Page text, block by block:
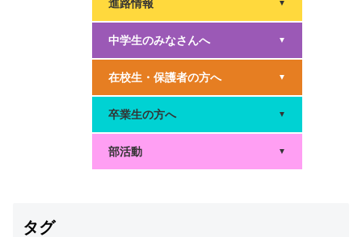
進路情報 ▼
中学生のみなさんへ ▼
在校生・保護者の方へ ▼
卒業生の方へ ▼
部活動 ▼
タグ